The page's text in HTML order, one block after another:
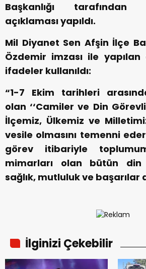
Başkanlığı
açıklaması yapıldı.
Mil Diyanet Sen Afşin İlçe
Özdemir imzası ile
ifadeler kullanıldı:
“1-7 Ekim tarihleri
olan ‘‘Camiler ve Din
İlçemiz, Ülkemiz ve
vesile olmasını temenni
görev itibariyle
mimarları olan bütün din
sağlık, mutluluk ve başarılar
İlginizi Çekebilir